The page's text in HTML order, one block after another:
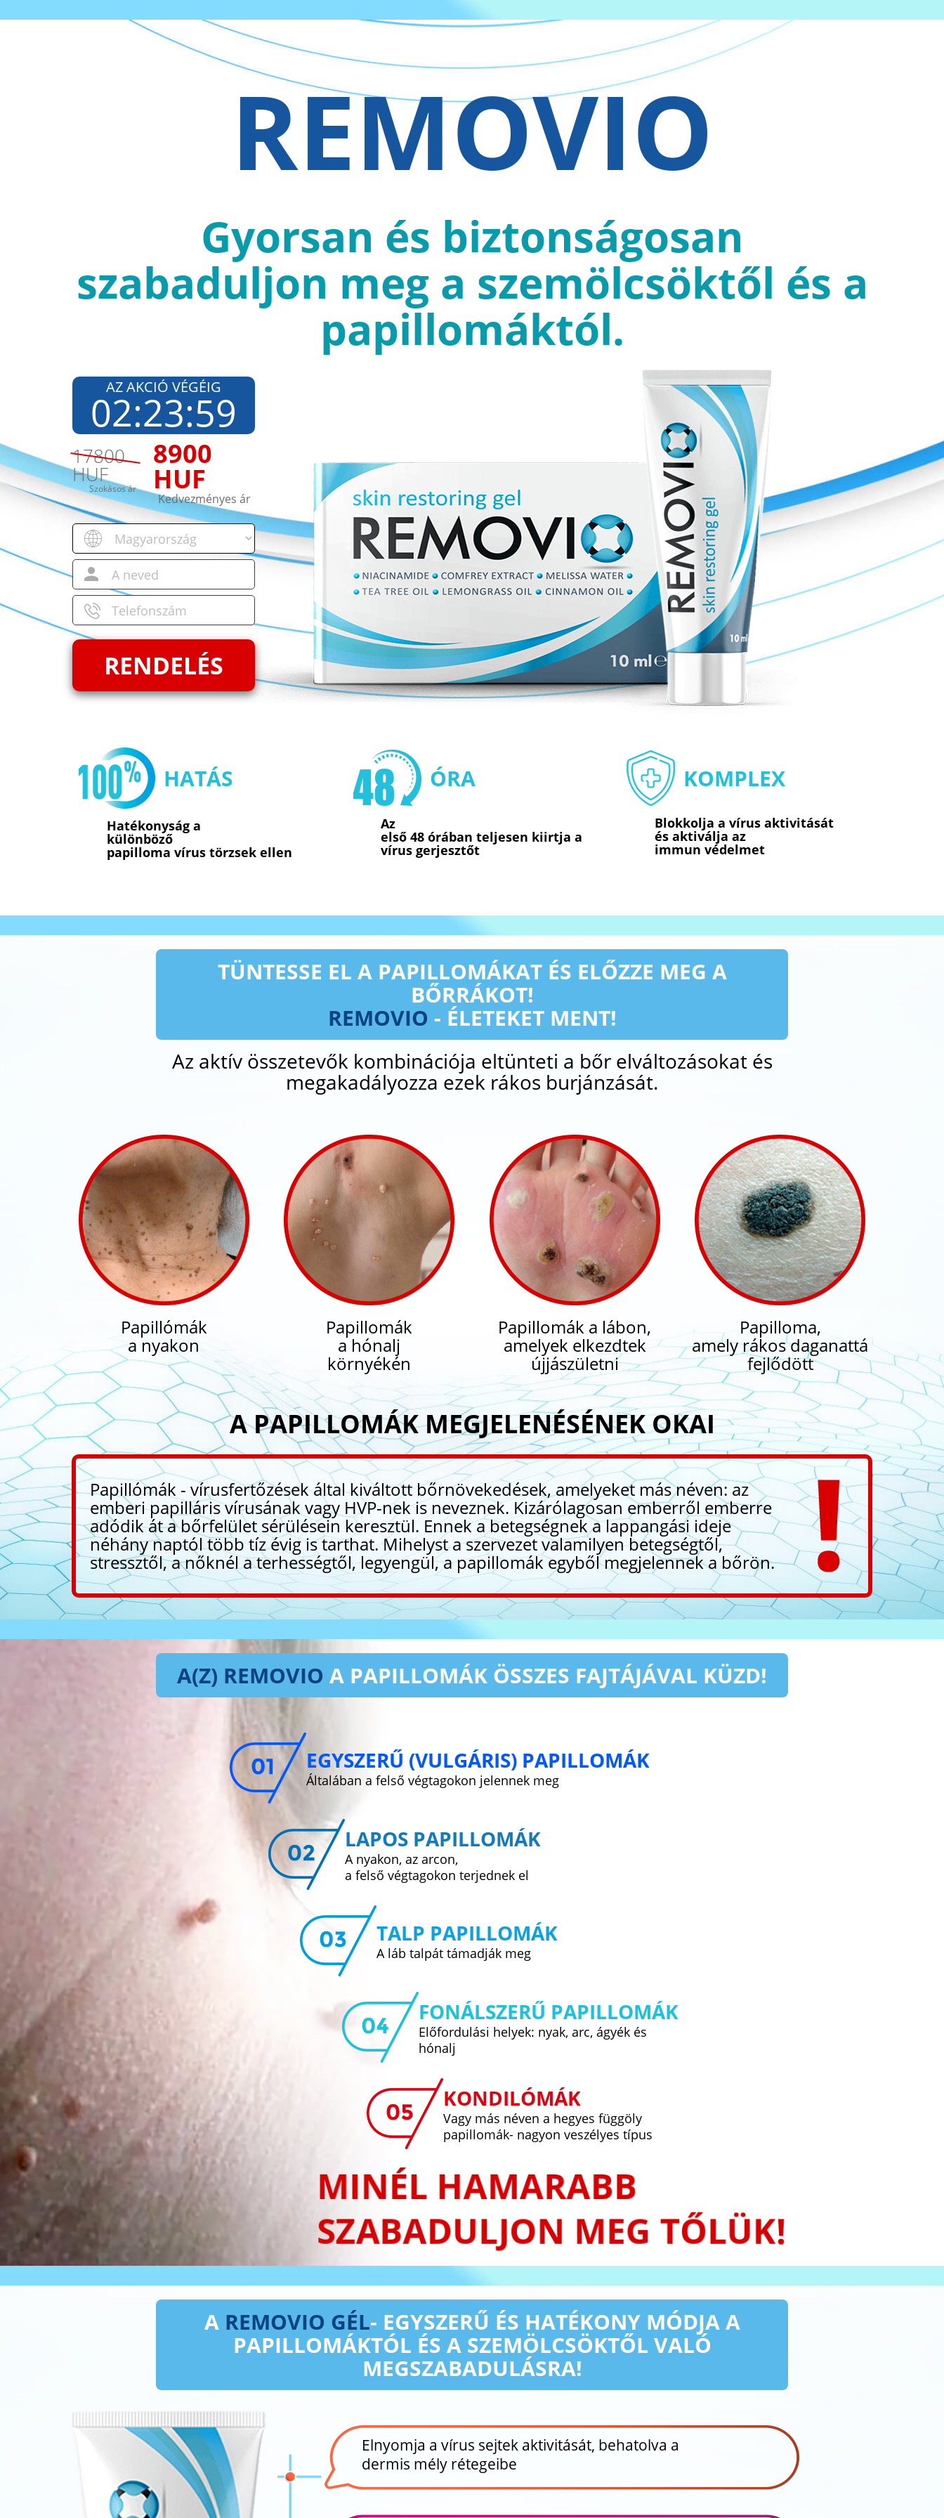
REMOVIO
Gyorsan és biztonságosan
szabaduljon meg a szemölcsöktől és a
papillomáktól.
AZ AKCIÓ VÉGÉIG
02:23:57
17800
HUF
Szokásos ár
8900
HUF
Kedvezményes ár
RENDELÉS
HATÁS
Hatékonyság a
különböző
papilloma vírus törzsek ellen
ÓRA
Az
első 48 órában teljesen kiirtja a
vírus gerjesztőt
KOMPLEX
Blokkolja a vírus aktivitását
és aktiválja az
immun védelmet
TÜNTESSE EL A PAPILLOMÁKAT ÉS ELŐZZE MEG A
BŐRRÁKOT!
REMOVIO - ÉLETEKET MENT!
Az aktív összetevők kombinációja eltünteti a bőr elváltozásokat és
megakadályozza ezek rákos burjánzását.
Papillómák
a nyakon
Papillomák
a hónalj
környékén
Papillomák a lábon,
amelyek elkezdtek
újjászületni
Papilloma,
amely rákos daganattá
fejlődött
A PAPILLOMÁK MEGJELENÉSÉNEK OKAI
Papillómák - vírusfertőzések által kiváltott bőrnövekedések, amelyeket más néven: az
emberi papilláris vírusának vagy HVP-nek is neveznek. Kizárólagosan emberről emberre
adódik át a bőrfelület sérülésein keresztül. Ennek a betegségnek a lappangási ideje
néhány naptól több tíz évig is tarthat. Mihelyst a szervezet valamilyen betegségtől,
stressztől, a nőknél a terhességtől, legyengül, a papillomák egyből megjelennek a bőrön.
A(Z) REMOVIO A PAPILLOMÁK ÖSSZES FAJTÁJÁVAL KÜZD!
EGYSZERŰ (VULGÁRIS) PAPILLOMÁK
Általában a felső végtagokon jelennek meg
LAPOS PAPILLOMÁK
A nyakon, az arcon,
a felső végtagokon terjednek el
TALP PAPILLOMÁK
A láb talpát támadják meg
FONÁLSZERŰ PAPILLOMÁK
Előfordulási helyek: nyak, arc, ágyék és
hónalj
KONDILÓMÁK
Vagy más néven a hegyes függöly
papillomák- nagyon veszélyes típus
MINÉL HAMARABB
SZABADULJON MEG TŐLÜK!
A REMOVIO GÉL- EGYSZERŰ ÉS HATÉKONY MÓDJA A
PAPILLOMÁKTÓL ÉS A SZEMÖLCSÖKTŐL VALÓ
MEGSZABADULÁSRA!
Elnyomja a vírus sejtek aktivitását, behatolva a
dermis mély rétegeibe